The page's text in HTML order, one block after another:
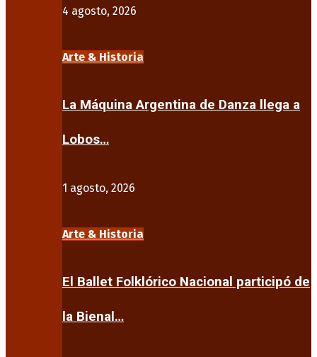
4 agosto, 2026
Arte & Historia
La Máquina Argentina de Danza llega a
Lobos…
1 agosto, 2026
Arte & Historia
El Ballet Folklórico Nacional participó de
la Bienal…